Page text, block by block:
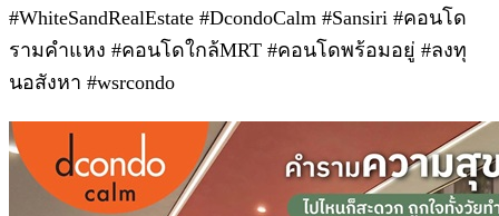
#WhiteSandRealEstate #DcondoCalm #Sansiri #คอนโด
รามคำแหง #คอนโดใกล้MRT #คอนโดพร้อมอยู่ #ลงทุ
นอสังหา #wsrcondo